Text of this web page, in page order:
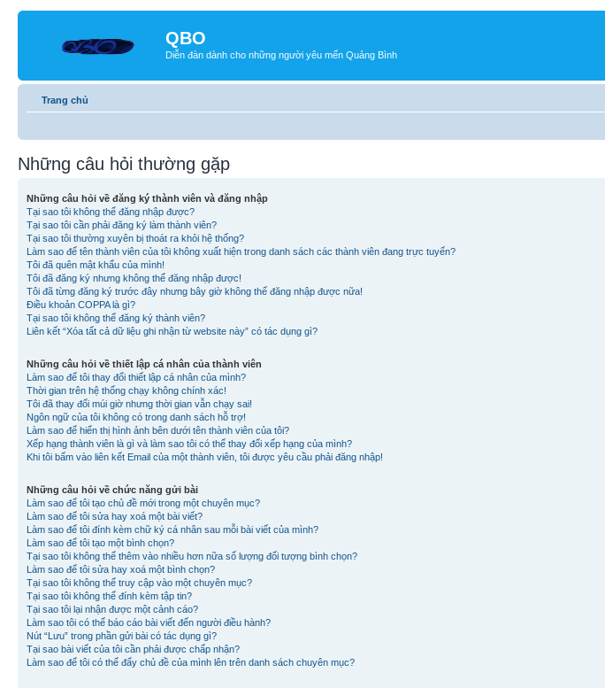
QBO
Diễn đàn dành cho những người yêu mến Quảng Bình
Trang chủ
Những câu hỏi thường gặp
Những câu hỏi về đăng ký thành viên và đăng nhập
Tại sao tôi không thể đăng nhập được?
Tại sao tôi cần phải đăng ký làm thành viên?
Tại sao tôi thường xuyên bị thoát ra khỏi hệ thống?
Làm sao để tên thành viên của tôi không xuất hiện trong danh sách các thành viên đang trực tuyến?
Tôi đã quên mật khẩu của mình!
Tôi đã đăng ký nhưng không thể đăng nhập được!
Tôi đã từng đăng ký trước đây nhưng bây giờ không thể đăng nhập được nữa!
Điều khoản COPPA là gì?
Tại sao tôi không thể đăng ký thành viên?
Liên kết “Xóa tất cả dữ liệu ghi nhận từ website này” có tác dụng gì?
Những câu hỏi về thiết lập cá nhân của thành viên
Làm sao để tôi thay đổi thiết lập cá nhân của mình?
Thời gian trên hệ thống chạy không chính xác!
Tôi đã thay đổi múi giờ nhưng thời gian vẫn chạy sai!
Ngôn ngữ của tôi không có trong danh sách hỗ trợ!
Làm sao để hiển thị hình ảnh bên dưới tên thành viên của tôi?
Xếp hạng thành viên là gì và làm sao tôi có thể thay đổi xếp hạng của mình?
Khi tôi bấm vào liên kết Email của một thành viên, tôi được yêu cầu phải đăng nhập!
Những câu hỏi về chức năng gửi bài
Làm sao để tôi tạo chủ đề mới trong một chuyên mục?
Làm sao để tôi sửa hay xoá một bài viết?
Làm sao để tôi đính kèm chữ ký cá nhân sau mỗi bài viết của mình?
Làm sao để tôi tạo một bình chọn?
Tại sao tôi không thể thêm vào nhiều hơn nữa số lượng đối tượng bình chọn?
Làm sao để tôi sửa hay xoá một bình chọn?
Tại sao tôi không thể truy cập vào một chuyên mục?
Tại sao tôi không thể đính kèm tập tin?
Tại sao tôi lại nhận được một cảnh cáo?
Làm sao tôi có thể báo cáo bài viết đến người điều hành?
Nút “Lưu” trong phần gửi bài có tác dụng gì?
Tại sao bài viết của tôi cần phải được chấp nhận?
Làm sao để tôi có thể đẩy chủ đề của mình lên trên danh sách chuyên mục?